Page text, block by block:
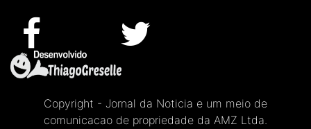
Copyright - Jornal da Noticia e um meio de
comunicacao de propriedade da AMZ Ltda.